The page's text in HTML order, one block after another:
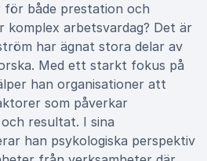
både prestation och
komplex arbetsvardag? Det är
har ägnat stora delar av
Med ett starkt fokus på
han organisationer att
som påverkar
resultat. I sina
han psykologiska perspektiv